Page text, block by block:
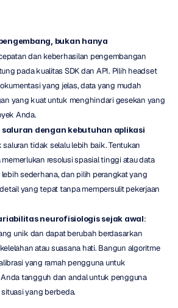
bukan hanya
dan keberhasilan pengembangan
pada kualitas SDK dan API. Pilih headset
yang jelas, data yang mudah
yang kuat untuk menghindari gesekan yang
Anda.
dengan kebutuhan aplikasi
saluran tidak selalu lebih baik. Tentukan
resolusi spasial tinggi atau data
sederhana, dan pilih perangkat yang
yang tepat tanpa mempersulit pekerjaan
neurofisiologis sejak awal:
unik dan dapat berubah berdasarkan
atau suasana hati. Bangun algoritme
yang ramah pengguna untuk
tangguh dan andal untuk pengguna
yang berbeda.